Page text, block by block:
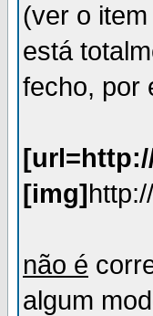
(ver o
está
fecho, por
[img]
não é
algum